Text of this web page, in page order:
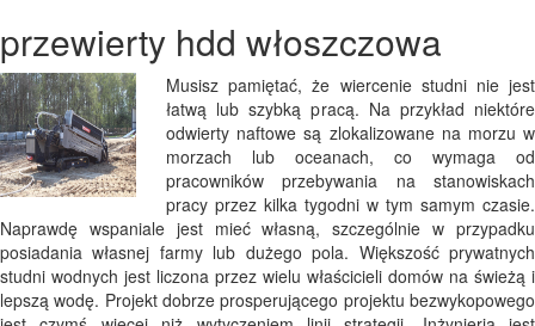
przewierty hdd włoszczowa
Musisz pamiętać, że wiercenie studni nie jest
łatwą lub szybką pracą. Na przykład niektóre
odwierty naftowe są zlokalizowane na morzu w
morzach lub oceanach, co wymaga od
pracowników przebywania na stanowiskach
pracy przez kilka tygodni w tym samym czasie.
Naprawdę wspaniale jest mieć własną, szczególnie w przypadku
posiadania własnej farmy lub dużego pola. Większość prywatnych
studni wodnych jest liczona przez wielu właścicieli domów na świeżą i
lepszą wodę. Projekt dobrze prosperującego projektu bezwykopowego